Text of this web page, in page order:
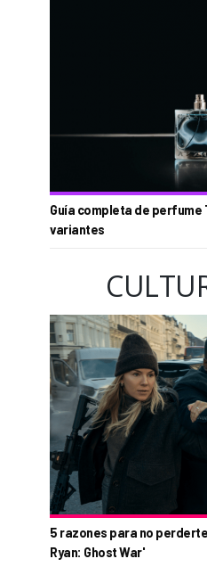
Guía completa de perfume
variantes
5 razones para no
Ryan: Ghost War'